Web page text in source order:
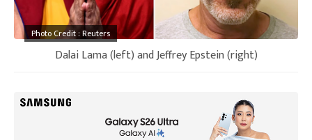
Photo Credit : Reuters
Dalai Lama (left) and Jeffrey Epstein (right)